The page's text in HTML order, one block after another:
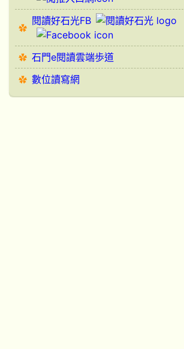
閱讀好石光FB
石門e閱讀雲端歩道
數位讀寫網